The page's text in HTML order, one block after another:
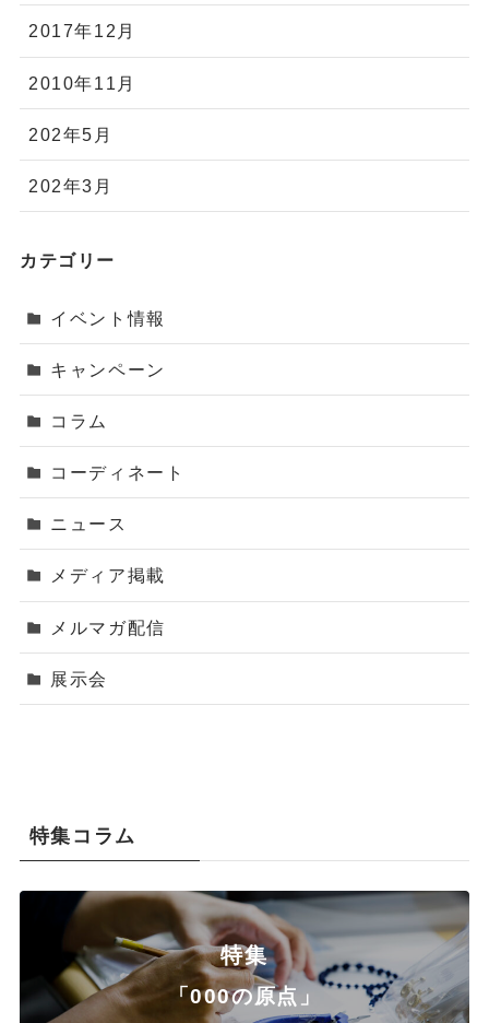
2017年12月
2010年11月
202年5月
202年3月
カテゴリー
イベント情報
キャンペーン
コラム
コーディネート
ニュース
メディア掲載
メルマガ配信
展示会
特集コラム
特集
「000の原点」